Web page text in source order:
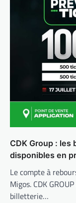
CDK Group :
disponibles en
Le compte à
Migos. CDK
billetterie…